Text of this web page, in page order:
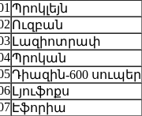
Պրոկլեյն
Ուզբան
Լազիոտրափ
Պրոկան
Դիազին-600 սուպեր
Լյուֆոքս
Էֆորիա